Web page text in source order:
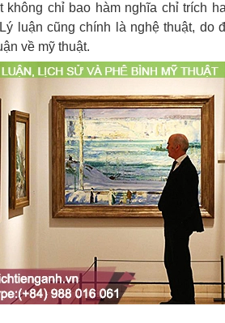
chỉ bao hàm nghĩa chỉ trích
luận cũng chính là nghệ thuật, do
về mỹ thuật.